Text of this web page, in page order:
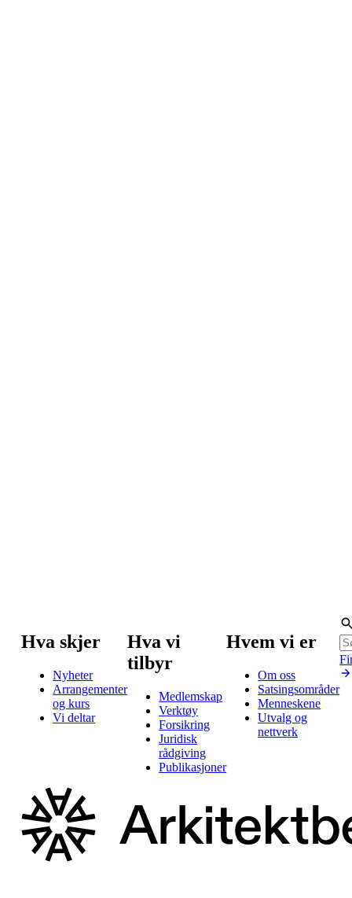
Hva skjer
Nyheter
Arrangementer
og kurs
Vi deltar
Hva vi
tilbyr
Medlemskap
Verktøy
Forsikring
Juridisk
rådgiving
Publikasjoner
Hvem vi er
Om oss
Satsingsområder
Menneskene
Utvalg og
nettverk